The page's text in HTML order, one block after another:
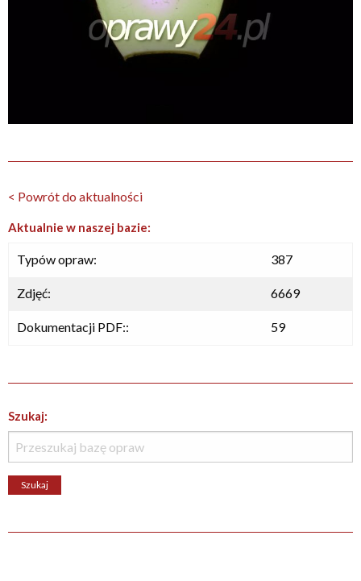
< Powrót do aktualności
Aktualnie w naszej bazie:
Typów opraw: 387
Zdjęć: 6669
Dokumentacji PDF:: 59
Szukaj: